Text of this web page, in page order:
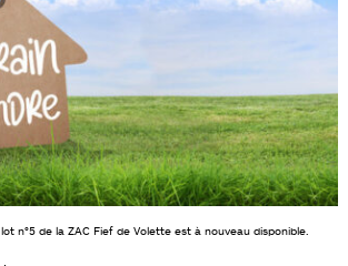
n°5 de la ZAC Fief de Volette est à nouveau disponible.